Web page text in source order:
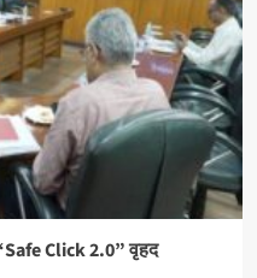
Click 2.0” वृहद